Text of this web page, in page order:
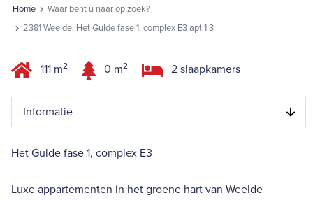
Home
Waar bent u naar op zoek?
2381 Weelde, Het Gulde fase 1, complex E3 apt 1.3
111 m2 0 m2 2 slaapkamers
Informatie
Het Gulde fase 1, complex E3
Luxe appartementen in het groene hart van Weelde